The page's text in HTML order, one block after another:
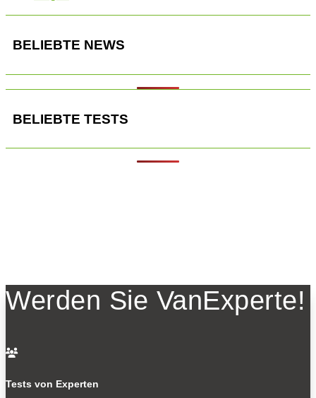
BELIEBTE NEWS
BELIEBTE TESTS
Werden Sie VanExperte!

Tests von Experten